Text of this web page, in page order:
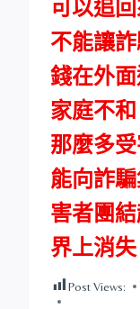
可以追
不能讓
錢在外
家庭不
那麼多
能向詐
害者團
界上消失
Post Views: